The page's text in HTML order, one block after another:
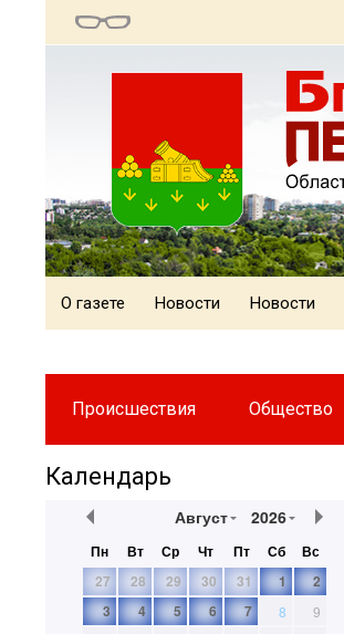
О газете Новости Новости
Происшествия Общество
Календарь
Август 2026
Пн Вт Ср Чт Пт Сб
Вс
27
28 29 30 31 1
2
3
4 5 6 7 8
9